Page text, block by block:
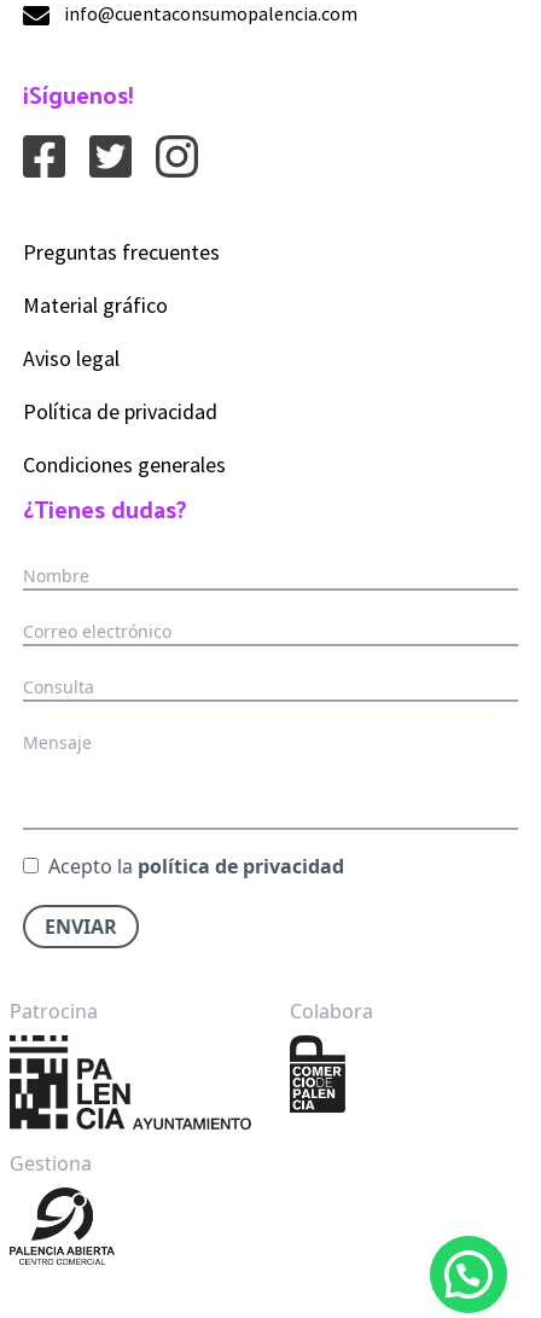
info@cuentaconsumopalencia.com
¡Síguenos!
Preguntas frecuentes
Material gráfico
Aviso legal
Política de privacidad
Condiciones generales
¿Tienes dudas?
Acepto la política de privacidad
ENVIAR
Patrocina Colabora
Gestiona